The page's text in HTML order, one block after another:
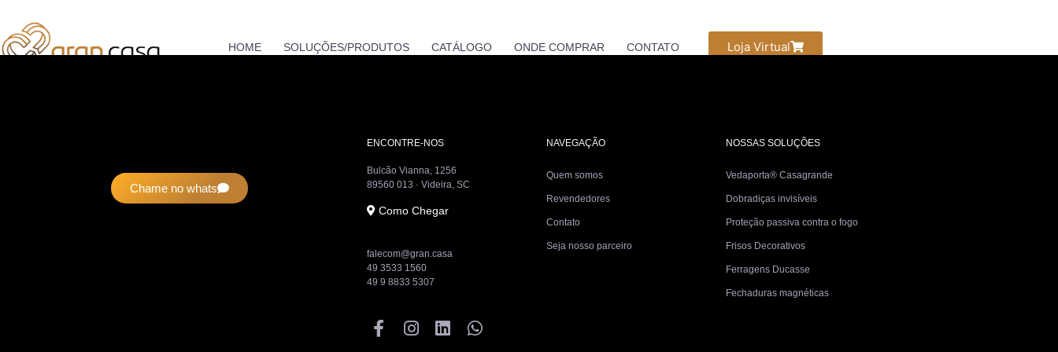
HOME SOLUÇÕES/PRODUTOS CATÁLOGO ONDE COMPRAR CONTATO Loja Virtual
Chame no whats
ENCONTRE-NOS
Bulcão Vianna, 1256
89560 013 · Videira, SC
Como Chegar
falecom@gran.casa
49 3533 1560
49 9 8833 5307
NAVEGAÇÃO
Quem somos
Revendedores
Contato
Seja nosso parceiro
NOSSAS SOLUÇÕES
Vedaporta® Casagrande
Dobradiças invisíveis
Proteção passiva contra o fogo
Frisos Decorativos
Ferragens Ducasse
Fechaduras magnéticas